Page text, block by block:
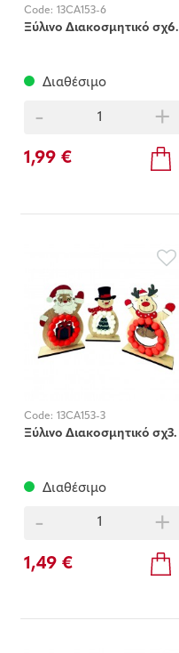
Code: 13CA153-6
Ξύλινο Διακοσμητικό σχ6.
Διαθέσιμο
- +
1,99 €
Code: 13CA153-3
Ξύλινο Διακοσμητικό σχ3.
Διαθέσιμο
- +
1,49 €